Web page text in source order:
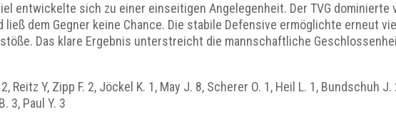
entwickelte sich zu einer einseitigen Angelegenheit. Der TVG dominierte
ließ dem Gegner keine Chance. Die stabile Defensive ermöglichte erneut
Das klare Ergebnis unterstreicht die mannschaftliche
Reitz Y, Zipp F. 2, Jöckel K. 1, May J. 8, Scherer O. 1, Heil L. 1, Bundschuh J.
3, Paul Y. 3